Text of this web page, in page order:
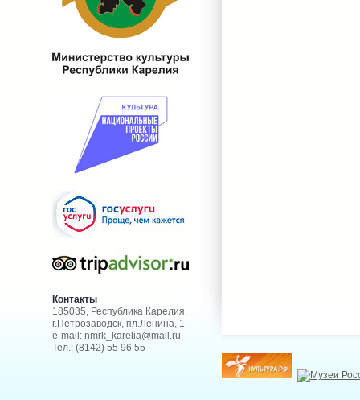
Контакты
185035, Республика Карелия,
г.Петрозаводск, пл.Ленина, 1
e-mail: nmrk_karelia@mail.ru
Тел.: (8142) 55 96 55